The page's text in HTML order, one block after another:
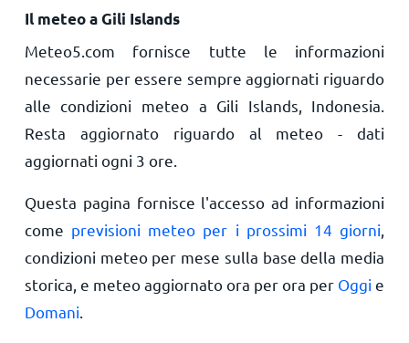
Il meteo a Gili Islands
Meteo5.com fornisce tutte le informazioni
necessarie per essere sempre aggiornati riguardo
alle condizioni meteo a Gili Islands, Indonesia.
Resta aggiornato riguardo al meteo - dati
aggiornati ogni 3 ore.
Questa pagina fornisce l'accesso ad informazioni
come previsioni meteo per i prossimi 14 giorni
condizioni meteo per mese sulla base della media
storica, e meteo aggiornato ora per ora per Oggi e
Domani